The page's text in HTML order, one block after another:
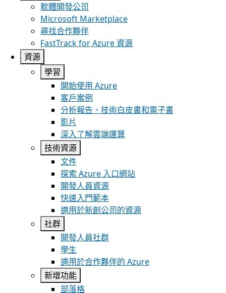
軟體開發公司
Microsoft Marketplace
尋找合作夥伴
FastTrack for Azure 資源
資源
學習
開始使用 Azure
客戶案例
分析報告、技術白皮書和電子書
影片
深入了解雲端運算
技術資源
文件
探索 Azure 入口網站
開發人員資源
快速入門範本
適用於新創公司的資源
社群
開發人員社群
學生
適用於合作夥伴的 Azure
新增功能
部落格